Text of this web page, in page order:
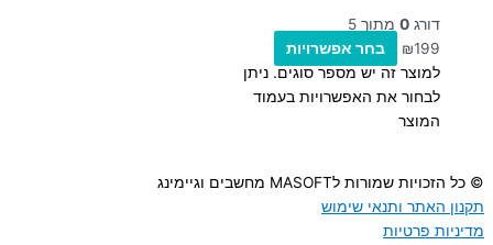
דורג 0 מתוך 5
₪199
בחר אפשרויות
למוצר זה יש מספר סוגים. ניתן
לבחור את האפשרויות בעמוד
המוצר
© כל הזכויות שמורות לMASOFT מחשבים וגיימינג
תקנון האתר ותנאי שימוש
מדיניות פרטיות